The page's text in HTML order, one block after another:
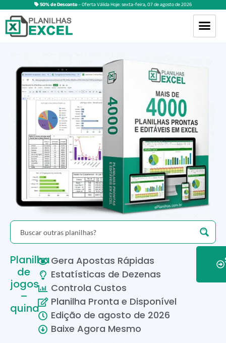
50% de Desconto– Oferta Válida Hoje:sexta-feira,07deagostode2026
Planilha
de
jogos
–
quina
Gera Apostas Rápidas
Estatísticas de Dezenas
Controla Custos
Planilha Pronta e Disponível
Edição de agosto de 2026
Baixe Agora Mesmo